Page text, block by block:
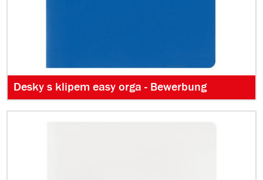
Desky s klipem easy orga - Bewerbung